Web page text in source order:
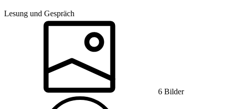
Lesung und Gespräch
6 Bilder